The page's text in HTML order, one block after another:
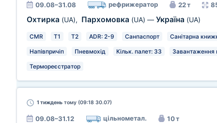
09.08–31.08 рефрижератор 22 т
Охтирка (UA), Пархомовка (UA) — Україна (UA)
CMR T1 T2 ADR: 2-9 Санпаспорт Санітарна
Напівпричіп Пневмохід Кільк. палет: 33 Завантаження
Термореєстратор
1 тиждень тому (09:18 30.07)
09.08–31.12 цільнометал. 10 т